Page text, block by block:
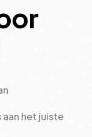
het juiste